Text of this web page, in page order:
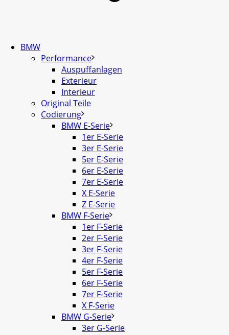
BMW
Performance
Auspuffanlagen
Exterieur
Interieur
Original Teile
Codierung
BMW E-Serie
1er E-Serie
3er E-Serie
5er E-Serie
6er E-Serie
7er E-Serie
X E-Serie
Z E-Serie
BMW F-Serie
1er F-Serie
2er F-Serie
3er F-Serie
4er F-Serie
5er F-Serie
6er F-Serie
7er F-Serie
X F-Serie
BMW G-Serie
3er G-Serie